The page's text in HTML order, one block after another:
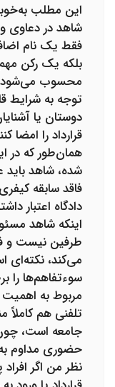
این مطلب
شاهد در دعاوی
فقط یک نام
بلکه یک رکن
محسوب می‌شود.
توجه به شرایط
دوستان یا
قرارداد را امضا
همان‌طور که در
شده، شاهد باید
فاقد سابقه
دادگاه اعتبار
اینکه شاهد
طرفین نیست و
می‌کند، نکته‌ای
سوءتفاهم‌ها
مربوط به
تلفنی هم کاملاً
جامعه است،
حضوری مداوم به
نظر من اگر